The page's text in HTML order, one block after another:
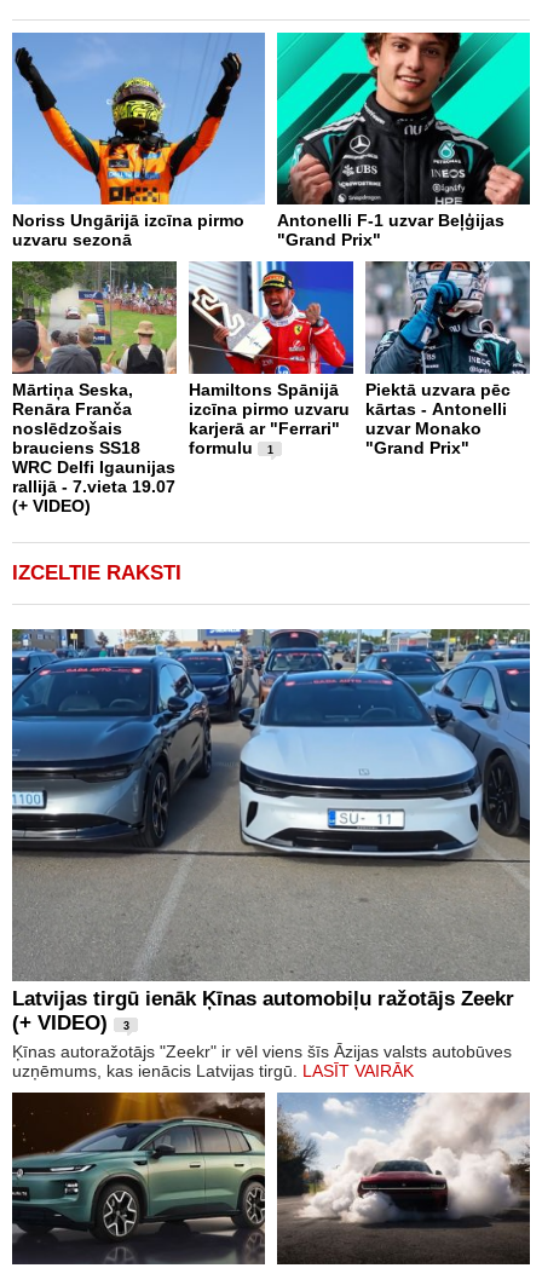
Noriss Ungārijā izcīna pirmo
uzvaru sezonā
Antonelli F-1 uzvar Beļģijas
"Grand Prix"
Mārtiņa Seska,
Renāra Franča
noslēdzošais
brauciens SS18
WRC Delfi Igaunijas
rallijā - 7.vieta 19.07
(+ VIDEO)
Hamiltons Spānijā
izcīna pirmo uzvaru
karjerā ar "Ferrari"
formulu
1
Piektā uzvara pēc
kārtas - Antonelli
uzvar Monako
"Grand Prix"
IZCELTIE RAKSTI
Latvijas tirgū ienāk Ķīnas automobiļu ražotājs Zeekr
(+ VIDEO)
3
Ķīnas autoražotājs "Zeekr" ir vēl viens šīs Āzijas valsts autobūves
uzņēmums, kas ienācis Latvijas tirgū. LASĪT VAIRĀK